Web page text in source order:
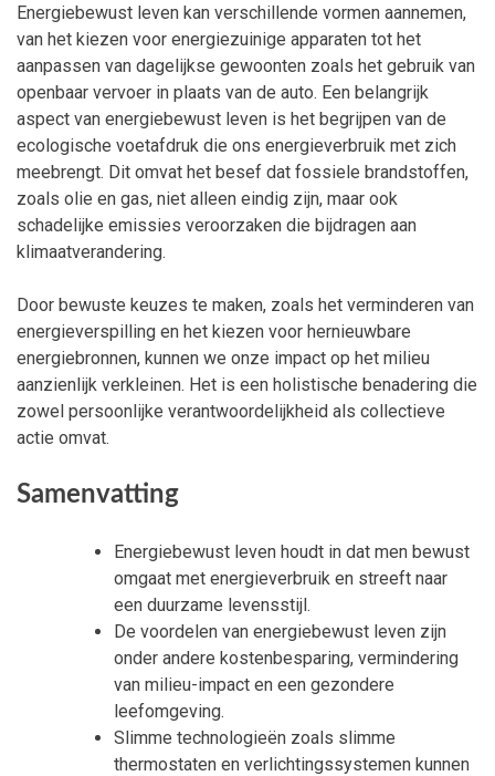
Energiebewust leven kan verschillende vormen aannemen,
van het kiezen voor energiezuinige apparaten tot het
aanpassen van dagelijkse gewoonten zoals het gebruik van
openbaar vervoer in plaats van de auto. Een belangrijk
aspect van energiebewust leven is het begrijpen van de
ecologische voetafdruk die ons energieverbruik met zich
meebrengt. Dit omvat het besef dat fossiele brandstoffen,
zoals olie en gas, niet alleen eindig zijn, maar ook
schadelijke emissies veroorzaken die bijdragen aan
klimaatverandering.
Door bewuste keuzes te maken, zoals het verminderen van
energieverspilling en het kiezen voor hernieuwbare
energiebronnen, kunnen we onze impact op het milieu
aanzienlijk verkleinen. Het is een holistische benadering die
zowel persoonlijke verantwoordelijkheid als collectieve
actie omvat.
Samenvatting
Energiebewust leven houdt in dat men bewust
omgaat met energieverbruik en streeft naar
een duurzame levensstijl.
De voordelen van energiebewust leven zijn
onder andere kostenbesparing, vermindering
van milieu-impact en een gezondere
leefomgeving.
Slimme technologieën zoals slimme
thermostaten en verlichtingssystemen kunnen